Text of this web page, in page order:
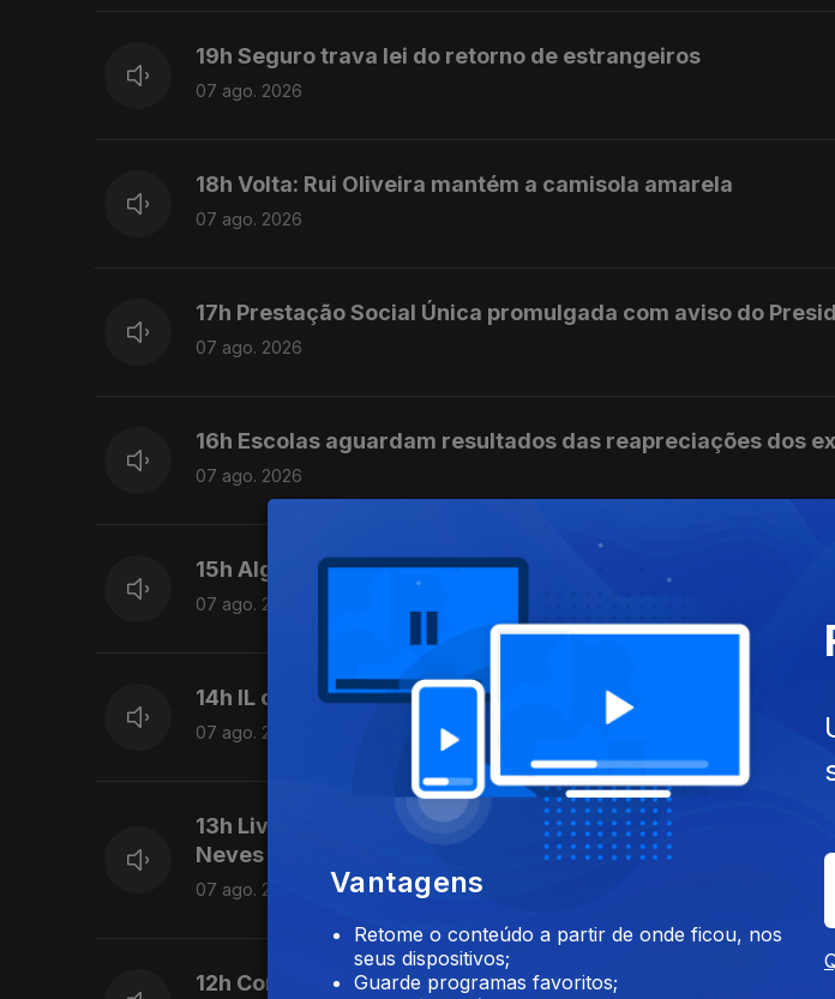
19h Seguro trava lei do retorno de estrangeiros
07 ago. 2026
18h Volta: Rui Oliveira mantém a camisola amarela
07 ago. 2026
17h Prestação Social Única promulgada com aviso do
07 ago. 2026
16h Escolas aguardam resultados das reapreciações dos
07 ago. 2026
15h Algumas escolas já comecaram a receber os
07 ago. 2026
14h IL considera que Luís Neves não tem condições para
07 ago. 2026
13h Livre pede a Montenegro que se pronuncie sobre
Neves
07 ago. 2026
12h Combustíveis vão baixar mais de 10 cêntimos na
Vantagens
Retome o conteúdo a partir de onde ficou, nos
seus dispositivos;
Guarde programas favoritos;